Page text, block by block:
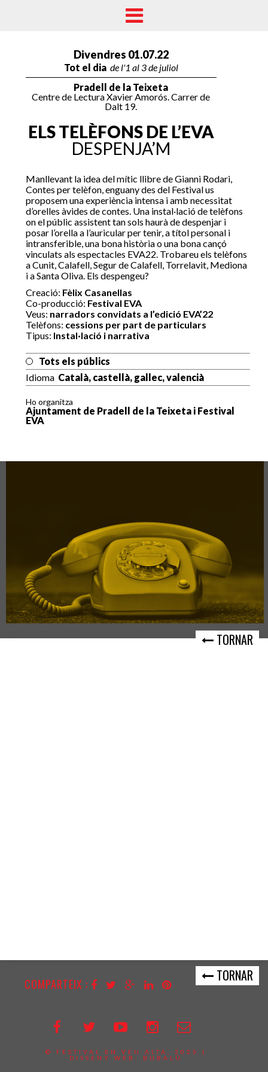
Divendres 01.07.22
Tot el dia de l'1 al 3 de juliol
Pradell de la Teixeta
Centre de Lectura Xavier Amorós. Carrer de
Dalt 19.
ELS TELÈFONS DE L’EVA
DESPENJA’M
Manllevant la idea del mític llibre de Gianni Rodari,
Contes per telèfon, enguany des del Festival us
proposem una experiència intensa i amb necessitat
d’orelles àvides de contes. Una instal·lació de telèfons
on el públic assistent tan sols haurà de despenjar i
posar l’orella a l’auricular per tenir, a títol personal i
intransferible, una bona història o una bona cançó
vinculats als espectacles EVA22. Trobareu els telèfons
a Cunit, Calafell, Segur de Calafell, Torrelavit, Mediona
i a Santa Oliva. Els despengeu?
Creació: Fèlix Casanellas
Co-producció: Festival EVA
Veus: narradors convidats a l’edició EVA’22
Telèfons: cessions per part de particulars
Tipus: Instal·lació i narrativa
Tots els públics
Idioma Català, castellà, gallec, valencià
Ho organitza
Ajuntament de Pradell de la Teixeta i Festival
EVA
TORNAR
TORNAR
COMPARTEIX :
© FESTIVAL EN VEU ALTA, 2025 |
DISSENY WEB:
BUBALÚ